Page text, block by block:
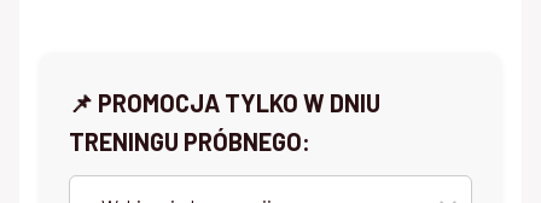
📌 PROMOCJA TYLKO W DNIU
TRENINGU PRÓBNEGO: